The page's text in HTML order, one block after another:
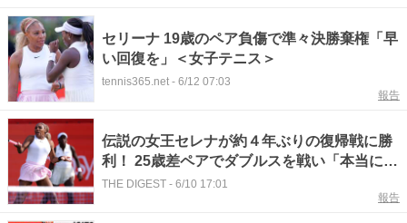
セリーナ 19歳のペア負傷で準々決勝棄権「早
い回復を」＜女子テニス＞
tennis365.net - 6/12 07:03
報告
伝説の女王セレナが約４年ぶりの復帰戦に勝
利！ 25歳差ペアでダブルスを戦い「本当に楽
しかった」と笑顔＜SMASH＞
THE DIGEST - 6/10 17:01
報告